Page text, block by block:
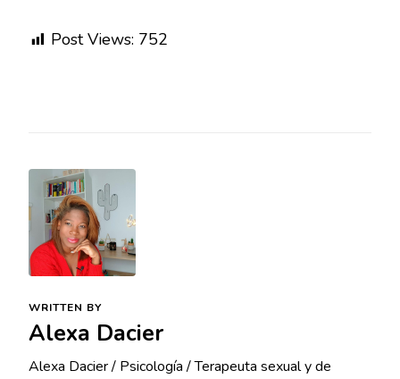
Post Views: 752
WRITTEN BY
Alexa Dacier
Alexa Dacier / Psicología / Terapeuta sexual y de